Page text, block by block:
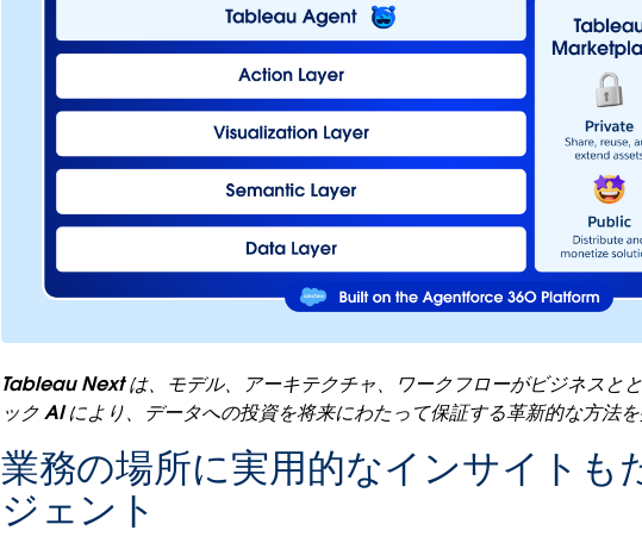
Tableau Next は、モデル、アーキテクチャ、ワークフローがビジネスと
ック AI により、データへの投資を将来にわたって保証する革新的な方法を
業務の場所に実用的なインサイトも
ジェント